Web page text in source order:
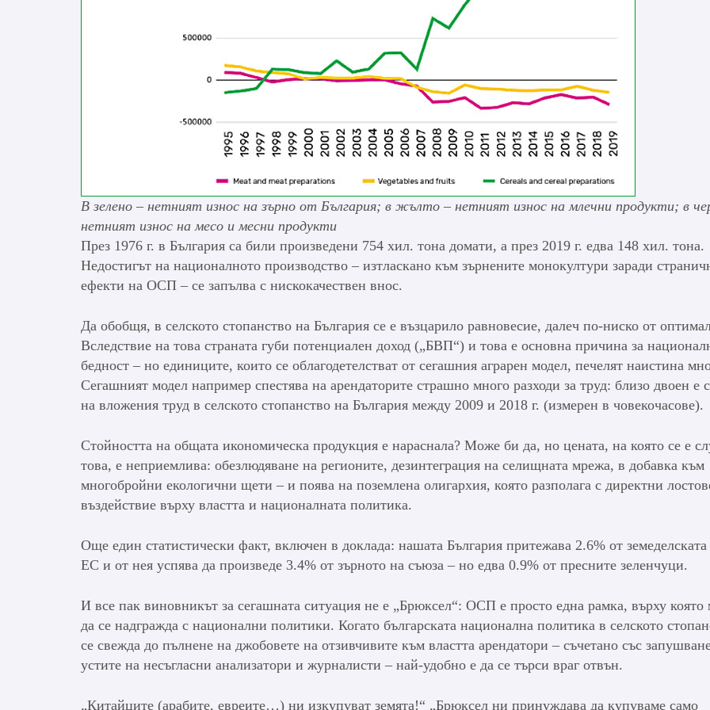
В зелено – нетният износ на зърно от България; в жълто – нетният износ на млечни продукти; в
нетният износ на месо и месни продукти
През 1976 г. в България са били произведени 754 хил. тона домати, а през 2019 г. едва 148 хил. тона.
Недостигът на националното производство – изтласкано към зърнените монокултури заради
ефекти на ОСП – се запълва с нискокачествен внос.
Да обобщя, в селското стопанство на България се е възцарило равновесие, далеч по-ниско от
Вследствие на това страната губи потенциален доход („БВП“) и това е основна причина за
бедност – но единиците, които се облагодетелстват от сегашния аграрен модел, печелят наистина
Сегашният модел например спестява на арендаторите страшно много разходи за труд: близо двоен е
на вложения труд в селското стопанство на България между 2009 и 2018 г. (измерен в човекочасове).
Стойността на общата икономическа продукция е нараснала? Може би да, но цената, на която се е
това, е неприемлива: обезлюдяване на регионите, дезинтеграция на селищната мрежа, в добавка към
многобройни екологични щети – и поява на поземлена олигархия, която разполага с директни
въздействие върху властта и националната политика.
Още един статистически факт, включен в доклада: нашата България притежава 2.6% от земеделската
ЕС и от нея успява да произведе 3.4% от зърното на съюза – но едва 0.9% от пресните зеленчуци.
И все пак виновникът за сегашната ситуация не е „Брюксел“: ОСП е просто една рамка, върху която
да се надгражда с национални политики. Когато българската национална политика в селското
се свежда до пълнене на джобовете на отзивчивите към властта арендатори – съчетано със
устите на несъгласни анализатори и журналисти – най-удобно е да се търси враг отвън.
„Китайците (арабите, евреите…) ни изкупуват земята!“ „Брюксел ни принуждава да купуваме само